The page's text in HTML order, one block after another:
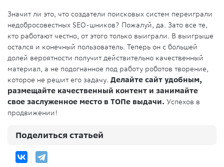
Значит ли это, что создатели поисковых систем переиграли
недобросовестных SEO-шников? Пожалуй, да. Зато все те,
кто работают честно, от этого только выиграли. В выигрыше
остался и конечный пользователь. Теперь он с большей
долей вероятности получит действительно качественный
материал, а не подогнанное под работу роботов творение,
которое не решит его задачу. Делайте сайт удобным,
размещайте качественный контент и занимайте
свое заслуженное место в ТОПе выдачи. Успехов в
продвижении!
Поделиться статьей